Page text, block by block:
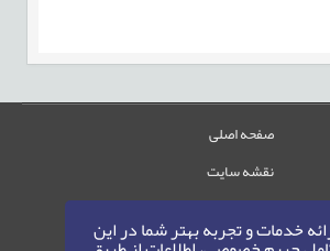
خدمات و تجربه بهتر شما در این
صفحه اصلی
نقشه سایت
تماس با ما